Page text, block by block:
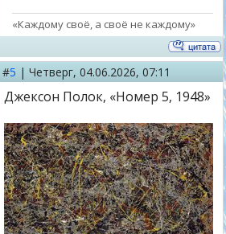
«Каждому своё, а своё не каждому»
#5 | Четверг, 04.06.2026, 07:11
Джексон Полок, «Номер 5, 1948»